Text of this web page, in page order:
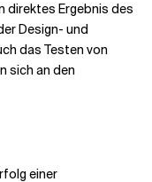
direktes Ergebnis des
Design- und
das Testen von
sich an den
einer